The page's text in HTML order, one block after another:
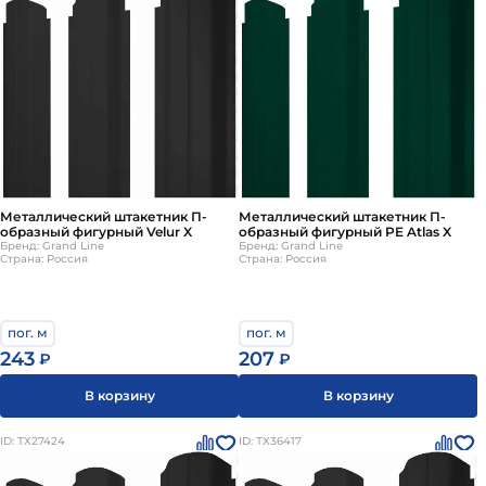
Металлический штакетник П-
образный фигурный Velur X
Бренд: Grand Line
Страна: Россия
пог. м
243 ₽
В корзину
Металлический штакетник П-
образный фигурный PE Atlas X
Бренд: Grand Line
Страна: Россия
пог. м
207 ₽
В корзину
ID: ТХ27424 ID: ТХ36417